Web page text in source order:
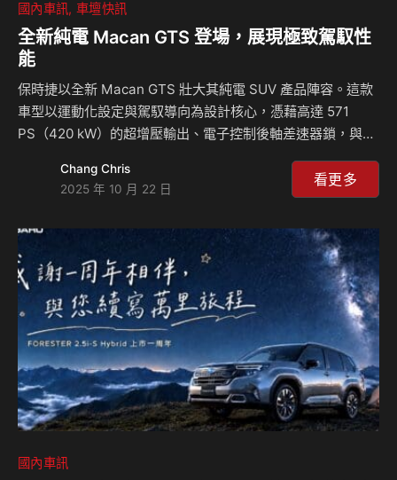
國內車訊 車壇快訊
全新純電 Macan GTS 登場，展現極致駕馭性
能
保時捷以全新 Macan GTS 壯大其純電 SUV 產品陣容。這款
車型以運動化設定與駕馭導向為設計核心，憑藉高達 571
PS（420 kW）的超增壓輸出、電子控制後軸差速器鎖，與降
馭動態樹立全新標準。忠於 GTS 傳統，純電 Macan 第五款
車型在內外設計上皆以獨特風格與點綴深色的外觀細節展現鮮
以來，便在保時捷車迷間享有崇高地位。如今，Macan 首度
以純電動力，承襲此一經典傳奇。這款保時捷電動 SUV 的最
新成員，不僅擁有卓越的駕馭動態表現，更展…
Chang Chris
2025 年 10 月 22 日
看更多
國內車訊